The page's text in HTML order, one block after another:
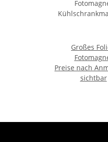
Großes
Foto Magnet
Preise nach
sichtbar